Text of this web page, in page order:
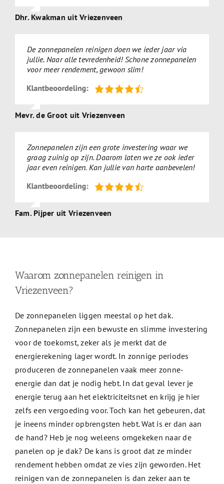
Dhr. Kwakman uit Vriezenveen
De zonnepanelen reinigen doen we ieder jaar via
jullie. Naar alle tevredenheid! Schone zonnepanelen
voor meer rendement, gewoon slim!
Mevr. de Groot uit Vriezenveen
Zonnepanelen zijn een grote investering waar we
graag zuinig op zijn. Daarom laten we ze ook ieder
jaar even reinigen. Kan jullie van harte aanbevelen!
Fam. Pijper uit Vriezenveen
Waarom zonnepanelen reinigen in
Vriezenveen?
De zonnepanelen liggen meestal op het dak.
Zonnepanelen zijn een bewuste en slimme investering
voor de toekomst, zeker als je merkt dat de
energierekening lager wordt. In zonnige periodes
produceren de zonnepanelen vaak meer zonne-
energie dan dat je nodig hebt. In dat geval lever je
energie terug aan het elektriciteitsnet en krijg je hier
zelfs een vergoeding voor. Toch kan het gebeuren, dat
je ineens minder opbrengsten hebt. Wat is er dan aan
de hand? Heb je nog weleens omgekeken naar de
panelen op je dak? De kans is groot dat ze minder
rendement hebben omdat ze vies zijn geworden. Het
reinigen van de zonnepanelen is dan zeker aan te